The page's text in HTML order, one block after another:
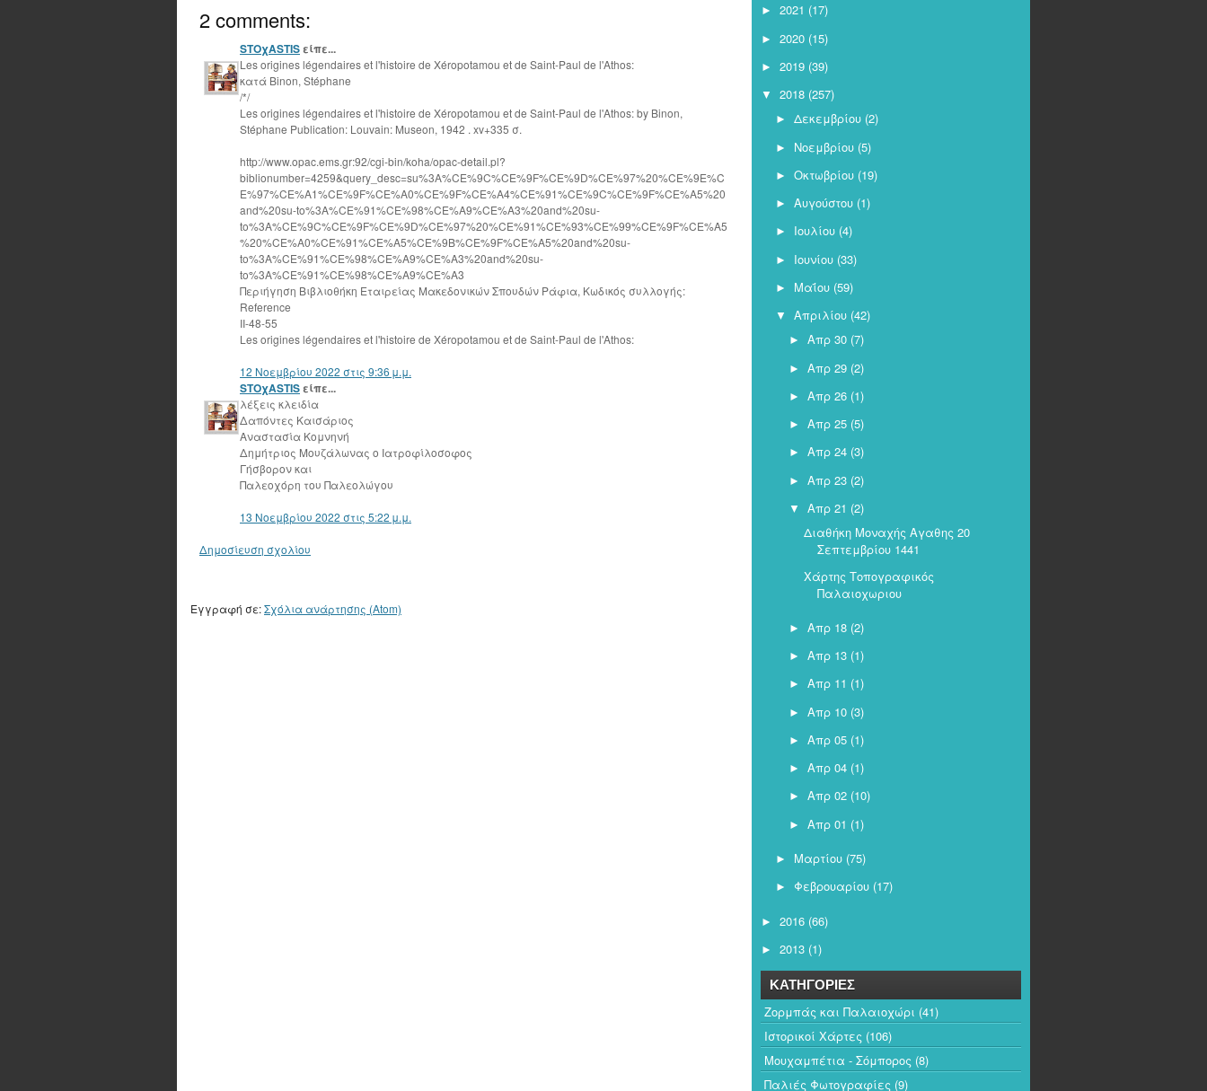
2 comments:
STOχASTISείπε...
Les origines légendaires et l'histoire de Χéropotamou et de Saint-Paul de l'Athos:
κατά Binon, Stéphane
/*/
Les origines légendaires et l'histoire de Χéropotamou et de Saint-Paul de l'Athos: by Binon,
Stéphane Publication: Louvain: Museon, 1942 . xv+335 σ.
http://www.opac.ems.gr:92/cgi-bin/koha/opac-detail.pl?
biblionumber=4259&query_desc=su%3A%CE%9C%CE%9F%CE%9D%CE%97%20%CE%9E%C
E%97%CE%A1%CE%9F%CE%A0%CE%9F%CE%A4%CE%91%CE%9C%CE%9F%CE%A5%20
and%20su-to%3A%CE%91%CE%98%CE%A9%CE%A3%20and%20su-
to%3A%CE%9C%CE%9F%CE%9D%CE%97%20%CE%91%CE%93%CE%99%CE%9F%CE%A5
%20%CE%A0%CE%91%CE%A5%CE%9B%CE%9F%CE%A5%20and%20su-
to%3A%CE%91%CE%98%CE%A9%CE%A3%20and%20su-
to%3A%CE%91%CE%98%CE%A9%CE%A3
Περιήγηση Βιβλιοθήκη Εταιρείας Μακεδονικών Σπουδών Ράφια, Κωδικός συλλογής:
Reference
ΙΙ-48-55
Les origines légendaires et l'histoire de Χéropotamou et de Saint-Paul de l'Athos:
12 Νοεμβρίου 2022 στις 9:36 μ.μ.
STOχASTISείπε...
λέξεις κλειδία
Δαπόντες Καισάριος
Αναστασία Κομνηνή
Δημήτριος Μουζάλωνας ο Ιατροφίλοσοφος
Γήσβορον και
Παλεοχόρη του Παλεολώγου
13 Νοεμβρίου 2022 στις 5:22 μ.μ.
Δημοσίευση σχολίου
Εγγραφή σε:Σχόλια ανάρτησης (Atom)
► 2021 (17)
► 2020 (15)
► 2019 (39)
▼ 2018 (257)
► Δεκεμβρίου (2)
► Νοεμβρίου (5)
► Οκτωβρίου (19)
► Αυγούστου (1)
► Ιουλίου (4)
► Ιουνίου (33)
► Μαΐου (59)
▼ Απριλίου (42)
►Απρ 30 (7)
►Απρ 29 (2)
►Απρ 26 (1)
►Απρ 25 (5)
►Απρ 24 (3)
►Απρ 23 (2)
▼ Απρ 21 (2)
Διαθήκη Μοναχής Αγαθης 20
Σεπτεμβρίου 1441
Χάρτης Τοπογραφικός
Παλαιοχωριου
►Απρ 18 (2)
►Απρ 13 (1)
►Απρ 11 (1)
►Απρ 10 (3)
►Απρ 05 (1)
►Απρ 04 (1)
►Απρ 02 (10)
►Απρ 01 (1)
► Μαρτίου (75)
► Φεβρουαρίου (17)
► 2016 (66)
► 2013 (1)
ΚΑΤΗΓΟΡΙΕΣ
Ζορμπάς και Παλαιοχώρι (41)
Ιστορικοί Χάρτες (106)
Μουχαμπέτια - Σόμπορος (8)
Παλιές Φωτογραφίες (9)